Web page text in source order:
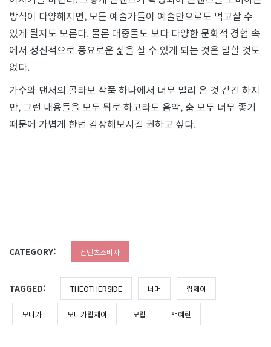
방식이 다양해지면, 모든 예술가들이 예술만으로도 먹고살 수
있게 될지도 모른다. 물론 대중들도 보다 다양한 문화적 경험 속
에서 정신적으로 풍요로운 삶을 살 수 있게 되는 것은 말할 것도
없다.
가수와 댄서의 콜라보 작품 하나에서 너무 멀리 온 것 같긴 하지
만, 그런 내용들을 모두 뒤로 하고라도 음악, 춤 모두 너무 좋기
때문에 가볍게 한번 감상해보시길 권하고 싶다.
CATEGORY: 컨텐츠소비자
TAGGED: THEOTHERSIDE 너머 립제이
모니카 모니카립제이 모립 백예린